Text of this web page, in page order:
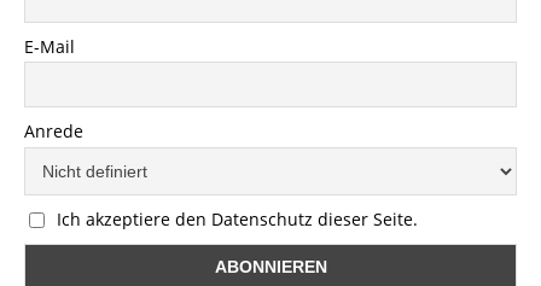
E-Mail
Anrede
Ich akzeptiere den Datenschutz dieser Seite.